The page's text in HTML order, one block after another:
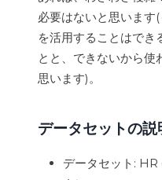
必要はないと思います
を活用することはでき
とと、できないから使
思います)。
データセットの説
データセット: